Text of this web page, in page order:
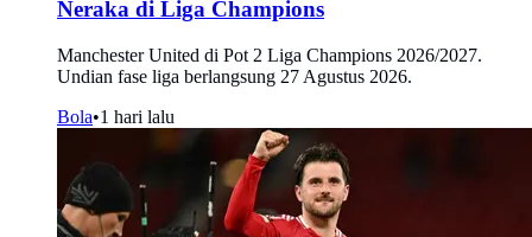
Neraka di Liga Champions
Manchester United di Pot 2 Liga Champions 2026/2027.
Undian fase liga berlangsung 27 Agustus 2026.
Bola•1 hari lalu